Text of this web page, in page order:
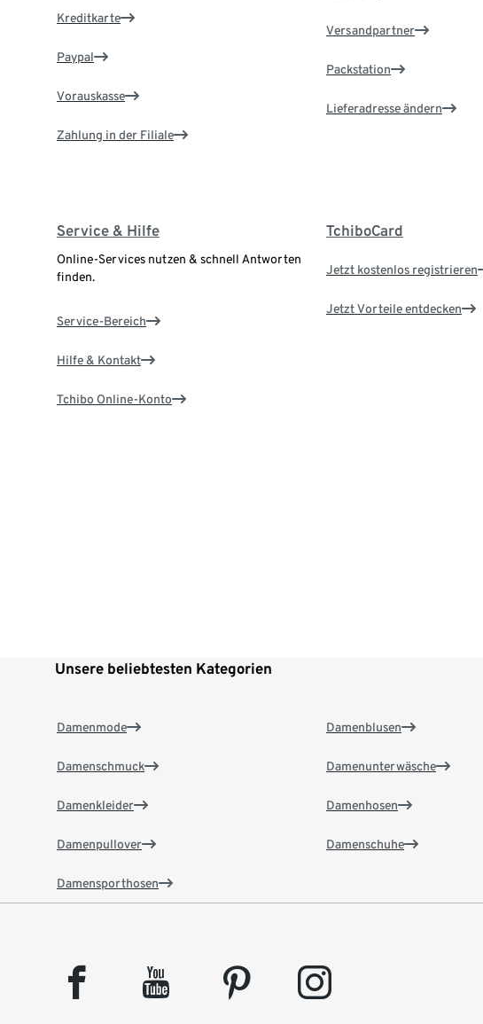
Kreditkarte
Paypal
Vorauskasse
Zahlung in der Filiale
Versandpartner
Packstation
Lieferadresse ändern
Service & Hilfe
Online-Services nutzen & schnell Antworten
finden.
Service-Bereich
Hilfe & Kontakt
Tchibo Online-Konto
TchiboCard
Jetzt kostenlos registrieren
Jetzt Vorteile entdecken
Unsere beliebtesten Kategorien
Damenmode
Damenschmuck
Damenkleider
Damenpullover
Damensporthosen
Damenblusen
Damenunterwäsche
Damenhosen
Damenschuhe
facebook youtube pinterest instagram